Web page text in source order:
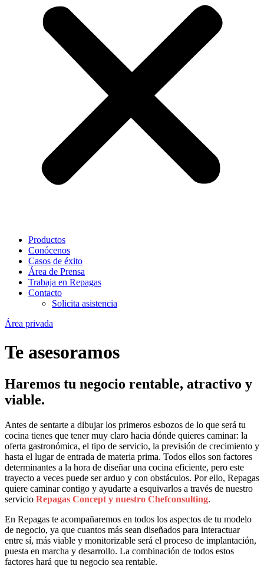
Productos
Conócenos
Casos de éxito
Área de Prensa
Trabaja en Repagas
Contacto
Solicita asistencia
Área privada
Te asesoramos
Haremos tu negocio rentable, atractivo y
viable.
Antes de sentarte a dibujar los primeros esbozos de lo que será tu
cocina tienes que tener muy claro hacia dónde quieres caminar: la
oferta gastronómica, el tipo de servicio, la previsión de crecimiento y
hasta el lugar de entrada de materia prima. Todos ellos son factores
determinantes a la hora de diseñar una cocina eficiente, pero este
trayecto a veces puede ser arduo y con obstáculos. Por ello, Repagas
quiere caminar contigo y ayudarte a esquivarlos a través de nuestro
servicio Repagas Concept y nuestro Chefconsulting.
En Repagas te acompañaremos en todos los aspectos de tu modelo
de negocio, ya que cuantos más sean diseñados para interactuar
entre sí, más viable y monitorizable será el proceso de implantación,
puesta en marcha y desarrollo. La combinación de todos estos
factores hará que tu negocio sea rentable.